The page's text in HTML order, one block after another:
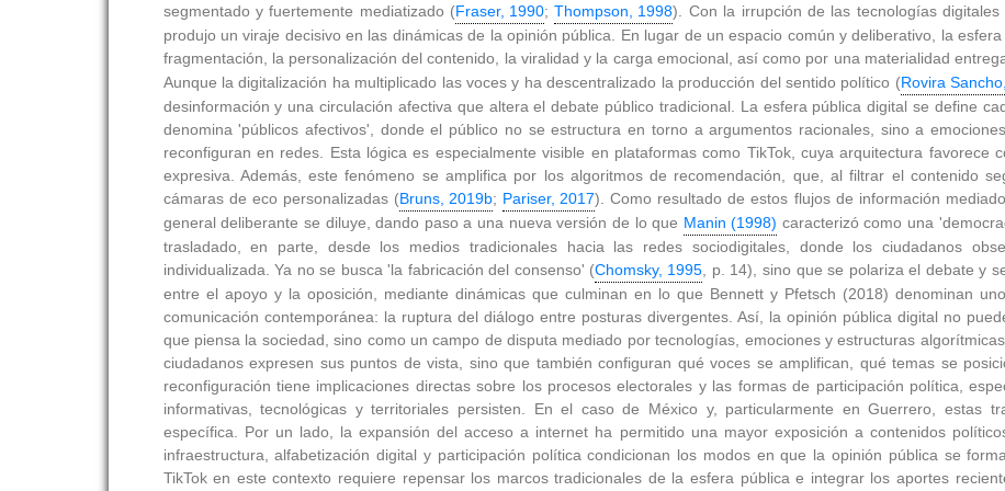
segmentado y fuertemente mediatizado (Fraser, 1990;Thompson, 1998). Con la irrupción de las tecnologías
produjo un viraje decisivo en las dinámicas de la opinión pública. En lugar de un espacio común y deliberativo, la
fragmentación, la personalización del contenido, la viralidad y la carga emocional, así como por una materialidad
Aunque la digitalización ha multiplicado las voces y ha descentralizado la producción del sentido político (Rovira
desinformación y una circulación afectiva que altera el debate público tradicional. La esfera pública digital se define
denomina 'públicos afectivos', donde el público no se estructura en torno a argumentos racionales, sino a
reconfiguran en redes. Esta lógica es especialmente visible en plataformas como TikTok, cuya arquitectura favorece
expresiva. Además, este fenómeno se amplifica por los algoritmos de recomendación, que, al filtrar el contenido
cámaras de eco personalizadas (Bruns, 2019b; Pariser, 2017). Como resultado de estos flujos de información
general deliberante se diluye, dando paso a una nueva versión de lo que Manin (1998) caracterizó como una
trasladado, en parte, desde los medios tradicionales hacia las redes sociodigitales, donde los ciudadanos
individualizada. Ya no se busca 'la fabricación del consenso' (Chomsky, 1995, p. 14), sino que se polariza el debate y
entre el apoyo y la oposición, mediante dinámicas que culminan en lo que Bennett y Pfetsch (2018) denominan
comunicación contemporánea: la ruptura del diálogo entre posturas divergentes. Así, la opinión pública digital no
que piensa la sociedad, sino como un campo de disputa mediado por tecnologías, emociones y estructuras
ciudadanos expresen sus puntos de vista, sino que también configuran qué voces se amplifican, qué temas se
reconfiguración tiene implicaciones directas sobre los procesos electorales y las formas de participación política,
informativas, tecnológicas y territoriales persisten. En el caso de México y, particularmente en Guerrero, estas
específica. Por un lado, la expansión del acceso a internet ha permitido una mayor exposición a contenidos
infraestructura, alfabetización digital y participación política condicionan los modos en que la opinión pública se
TikTok en este contexto requiere repensar los marcos tradicionales de la esfera pública e integrar los aportes